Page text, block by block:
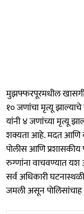
मुझफ्फरपूरमधील
१० जणांचा मृत्यू
यांनी ४ जणांच्या मृत्यू
शक्यता आहे. मदत आणि
पोलीस आणि
रुग्णांना वाचवण्यात
सर्व अधिकारी
जमली असून